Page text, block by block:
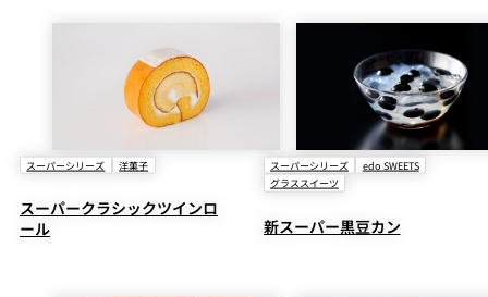
スーパーシリーズ 洋菓子
スーパークラシックツインロ
ール
スーパーシリーズ
edo SWEETS
グラススイーツ
新スーパー黒豆カン